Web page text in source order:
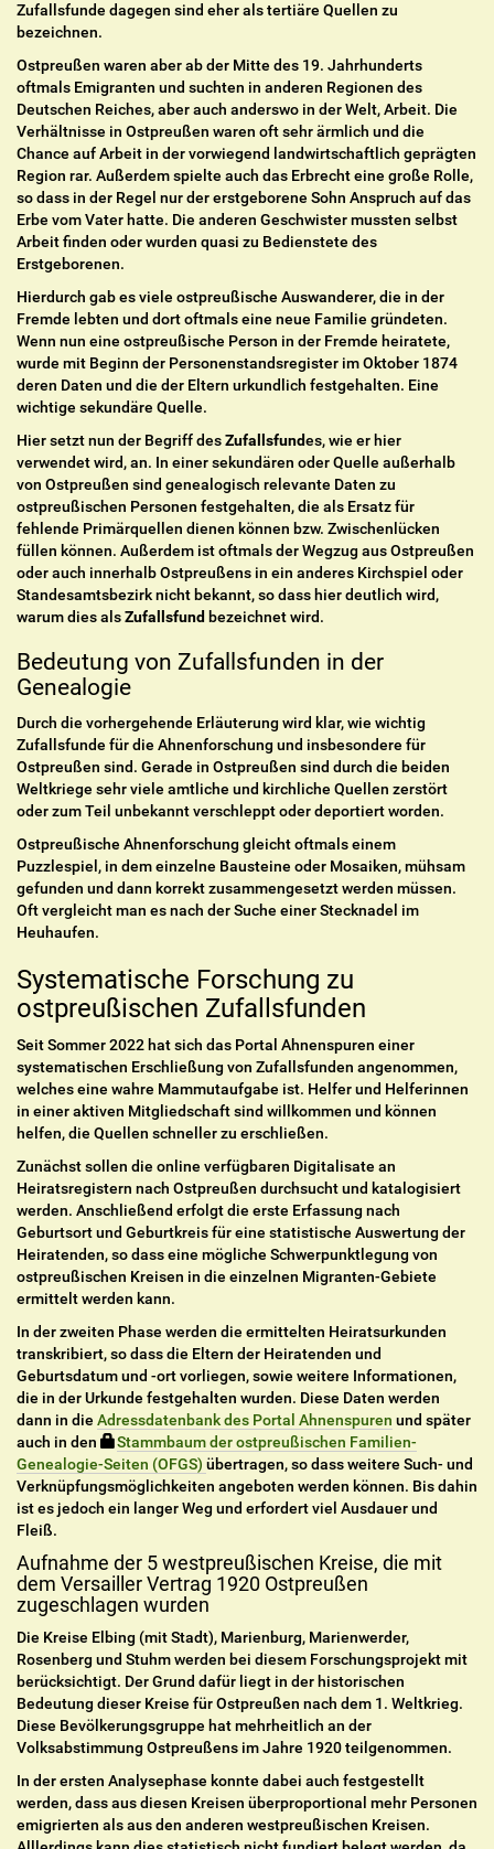
Zufallsfunde dagegen sind eher als tertiäre Quellen zu
bezeichnen.
Ostpreußen waren aber ab der Mitte des 19. Jahrhunderts
oftmals Emigranten und suchten in anderen Regionen des
Deutschen Reiches, aber auch anderswo in der Welt, Arbeit. Die
Verhältnisse in Ostpreußen waren oft sehr ärmlich und die
Chance auf Arbeit in der vorwiegend landwirtschaftlich geprägten
Region rar. Außerdem spielte auch das Erbrecht eine große Rolle,
so dass in der Regel nur der erstgeborene Sohn Anspruch auf das
Erbe vom Vater hatte. Die anderen Geschwister mussten selbst
Arbeit finden oder wurden quasi zu Bedienstete des
Erstgeborenen.
Hierdurch gab es viele ostpreußische Auswanderer, die in der
Fremde lebten und dort oftmals eine neue Familie gründeten.
Wenn nun eine ostpreußische Person in der Fremde heiratete,
wurde mit Beginn der Personenstandsregister im Oktober 1874
deren Daten und die der Eltern urkundlich festgehalten. Eine
wichtige sekundäre Quelle.
Hier setzt nun der Begriff desZufallsfundes, wie er hier
verwendet wird, an. In einer sekundären oder Quelle außerhalb
von Ostpreußen sind genealogisch relevante Daten zu
ostpreußischen Personen festgehalten, die als Ersatz für
fehlende Primärquellen dienen können bzw. Zwischenlücken
füllen können. Außerdem ist oftmals der Wegzug aus Ostpreußen
oder auch innerhalb Ostpreußens in ein anderes Kirchspiel oder
Standesamtsbezirk nicht bekannt, so dass hier deutlich wird,
warum dies alsZufallsfund bezeichnet wird.
Bedeutung von Zufallsfunden in der
Genealogie
Durch die vorhergehende Erläuterung wird klar, wie wichtig
Zufallsfunde für die Ahnenforschung und insbesondere für
Ostpreußen sind. Gerade in Ostpreußen sind durch die beiden
Weltkriege sehr viele amtliche und kirchliche Quellen zerstört
oder zum Teil unbekannt verschleppt oder deportiert worden.
Ostpreußische Ahnenforschung gleicht oftmals einem
Puzzlespiel, in dem einzelne Bausteine oder Mosaiken, mühsam
gefunden und dann korrekt zusammengesetzt werden müssen.
Oft vergleicht man es nach der Suche einer Stecknadel im
Heuhaufen.
Systematische Forschung zu
ostpreußischen Zufallsfunden
Seit Sommer 2022 hat sich das Portal Ahnenspuren einer
systematischen Erschließung von Zufallsfunden angenommen,
welches eine wahre Mammutaufgabe ist. Helfer und Helferinnen
in einer aktiven Mitgliedschaft sind willkommen und können
helfen, die Quellen schneller zu erschließen.
Zunächst sollen die online verfügbaren Digitalisate an
Heiratsregistern nach Ostpreußen durchsucht und katalogisiert
werden. Anschließend erfolgt die erste Erfassung nach
Geburtsort und Geburtkreis für eine statistische Auswertung der
Heiratenden, so dass eine mögliche Schwerpunktlegung von
ostpreußischen Kreisen in die einzelnen Migranten-Gebiete
ermittelt werden kann.
In der zweiten Phase werden die ermittelten Heiratsurkunden
transkribiert, so dass die Eltern der Heiratenden und
Geburtsdatum und -ort vorliegen, sowie weitere Informationen,
die in der Urkunde festgehalten wurden. Diese Daten werden
dann in die Adressdatenbank des Portal Ahnenspuren und später
auch in den
Stammbaum der ostpreußischen Familien-
Genealogie-Seiten (OFGS) übertragen, so dass weitere Such- und
Verknüpfungsmöglichkeiten angeboten werden können. Bis dahin
ist es jedoch ein langer Weg und erfordert viel Ausdauer und
Fleiß.
Aufnahme der 5 westpreußischen Kreise, die mit
dem Versailler Vertrag 1920 Ostpreußen
zugeschlagen wurden
Die Kreise Elbing (mit Stadt), Marienburg, Marienwerder,
Rosenberg und Stuhm werden bei diesem Forschungsprojekt mit
berücksichtigt. Der Grund dafür liegt in der historischen
Bedeutung dieser Kreise für Ostpreußen nach dem 1. Weltkrieg.
Diese Bevölkerungsgruppe hat mehrheitlich an der
Volksabstimmung Ostpreußens im Jahre 1920 teilgenommen.
In der ersten Analysephase konnte dabei auch festgestellt
werden, dass aus diesen Kreisen überproportional mehr Personen
emigrierten als aus den anderen westpreußischen Kreisen.